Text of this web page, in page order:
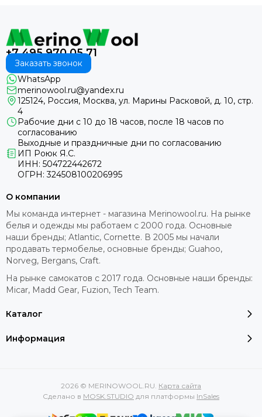
+7 495 970 05 71
Заказать звонок
WhatsApp
merinowool.ru@yandex.ru
125124, Россия, Москва, ул. Марины Расковой, д. 10, стр.
4
Рабочие дни с 10 до 18 часов, после 18 часов по
согласованию
Выходные и праздничные дни по согласованию
ИП Роюк Я.С.
ИНН: 504722442672
ОГРН: 324508100206995
Каталог
Информация
О компании
Мы команда интернет - магазина Merinowool.ru. На рынке
белья и одежды мы работаем с 2000 года. Основные
наши бренды; Atlantic, Cornette. В 2005 мы начали
продавать термобелье, основные бренды; Guahoo,
Norveg, Bergans, Craft.
На рынке самокатов с 2017 года. Основные наши бренды:
Micar, Madd Gear, Fuzion, Tech Team.
2026 © MERINOWOOL.RU. Карта сайта
Сделано в MOSK.STUDIO для платформы InSales